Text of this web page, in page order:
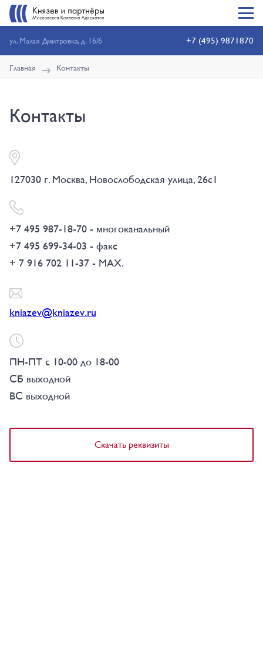
ул. Малая Дмитровка, д. 16/6 +7 (495) 9871870
Главная Контакты
Контакты
127030 г. Москва, Новослободская улица, 26с1
+7 495 987-18-70 - многоканальный
+7 495 699-34-03 - факc
+ 7 916 702 11-37 - MAX.
kniazev@kniazev.ru
ПН-ПТ с 10-00 до 18-00
СБ выходной
ВС выходной
Скачать реквизиты